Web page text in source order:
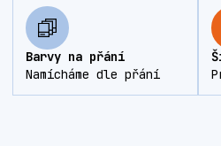
Barvy na přání
Namícháme dle přání